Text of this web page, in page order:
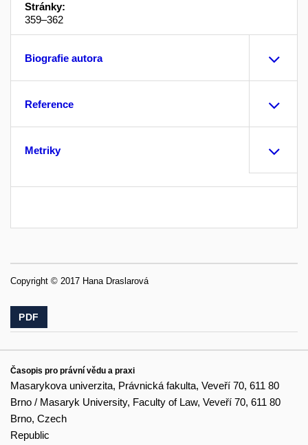
Stránky:
359–362
Biografie autora
Reference
Metriky
Copyright © 2017 Hana Draslarová
PDF
Časopis pro právní vědu a praxi
Masarykova univerzita, Právnická fakulta, Veveří 70, 611 80
Brno / Masaryk University, Faculty of Law, Veveří 70, 611 80
Brno, Czech
Republic